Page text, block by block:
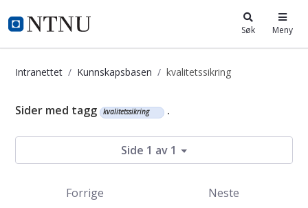
i.ntnu.no Søk Meny
Intranettet Kunnskapsbasen kvalitetssikring
Kunnskapsbasen
Sider med tagg kvalitetssikring .
Side 1 av 1
Forrige Neste